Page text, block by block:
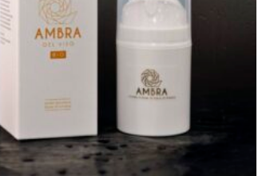
Pelli Miste
Pelli Secche
Rughe